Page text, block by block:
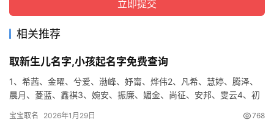
相关推荐
取新生儿名字,小孩起名字免费查询
1、希茜、金曜、兮爱、渤峰、妤甯、烨伟2、凡希、慧婷、腾泽、
晨月、菱蓝、鑫祺3、婉安、振廉、媚金、尚征、安邦、雯云4、初
…
宝宝取名 2026年1月29日 768